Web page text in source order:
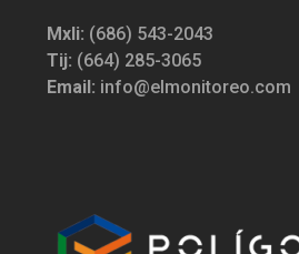
Mxli: (686) 543-2043
Tij: (664) 285-3065
Email: info@elmonitoreo.com